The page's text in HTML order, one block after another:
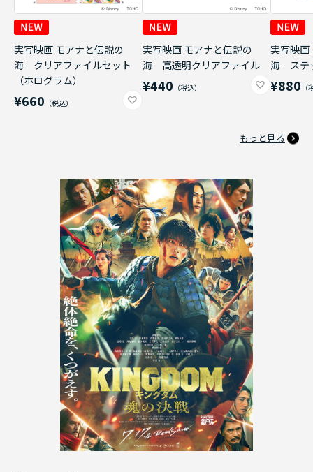
実写映画 モアナと伝説の
海 クリアファイルセット
（ホログラム）
¥660
実写映画 モアナと伝説の
海 高透明クリアファイル
¥440
実写映画
海 ステ
¥880
もっと見る